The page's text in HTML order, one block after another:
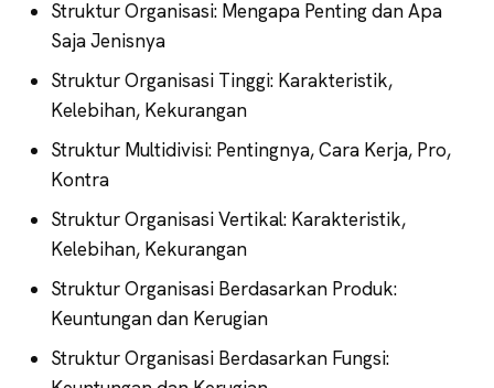
Struktur Organisasi: Mengapa Penting dan Apa
Saja Jenisnya
Struktur Organisasi Tinggi: Karakteristik,
Kelebihan, Kekurangan
Struktur Multidivisi: Pentingnya, Cara Kerja, Pro,
Kontra
Struktur Organisasi Vertikal: Karakteristik,
Kelebihan, Kekurangan
Struktur Organisasi Berdasarkan Produk:
Keuntungan dan Kerugian
Struktur Organisasi Berdasarkan Fungsi: